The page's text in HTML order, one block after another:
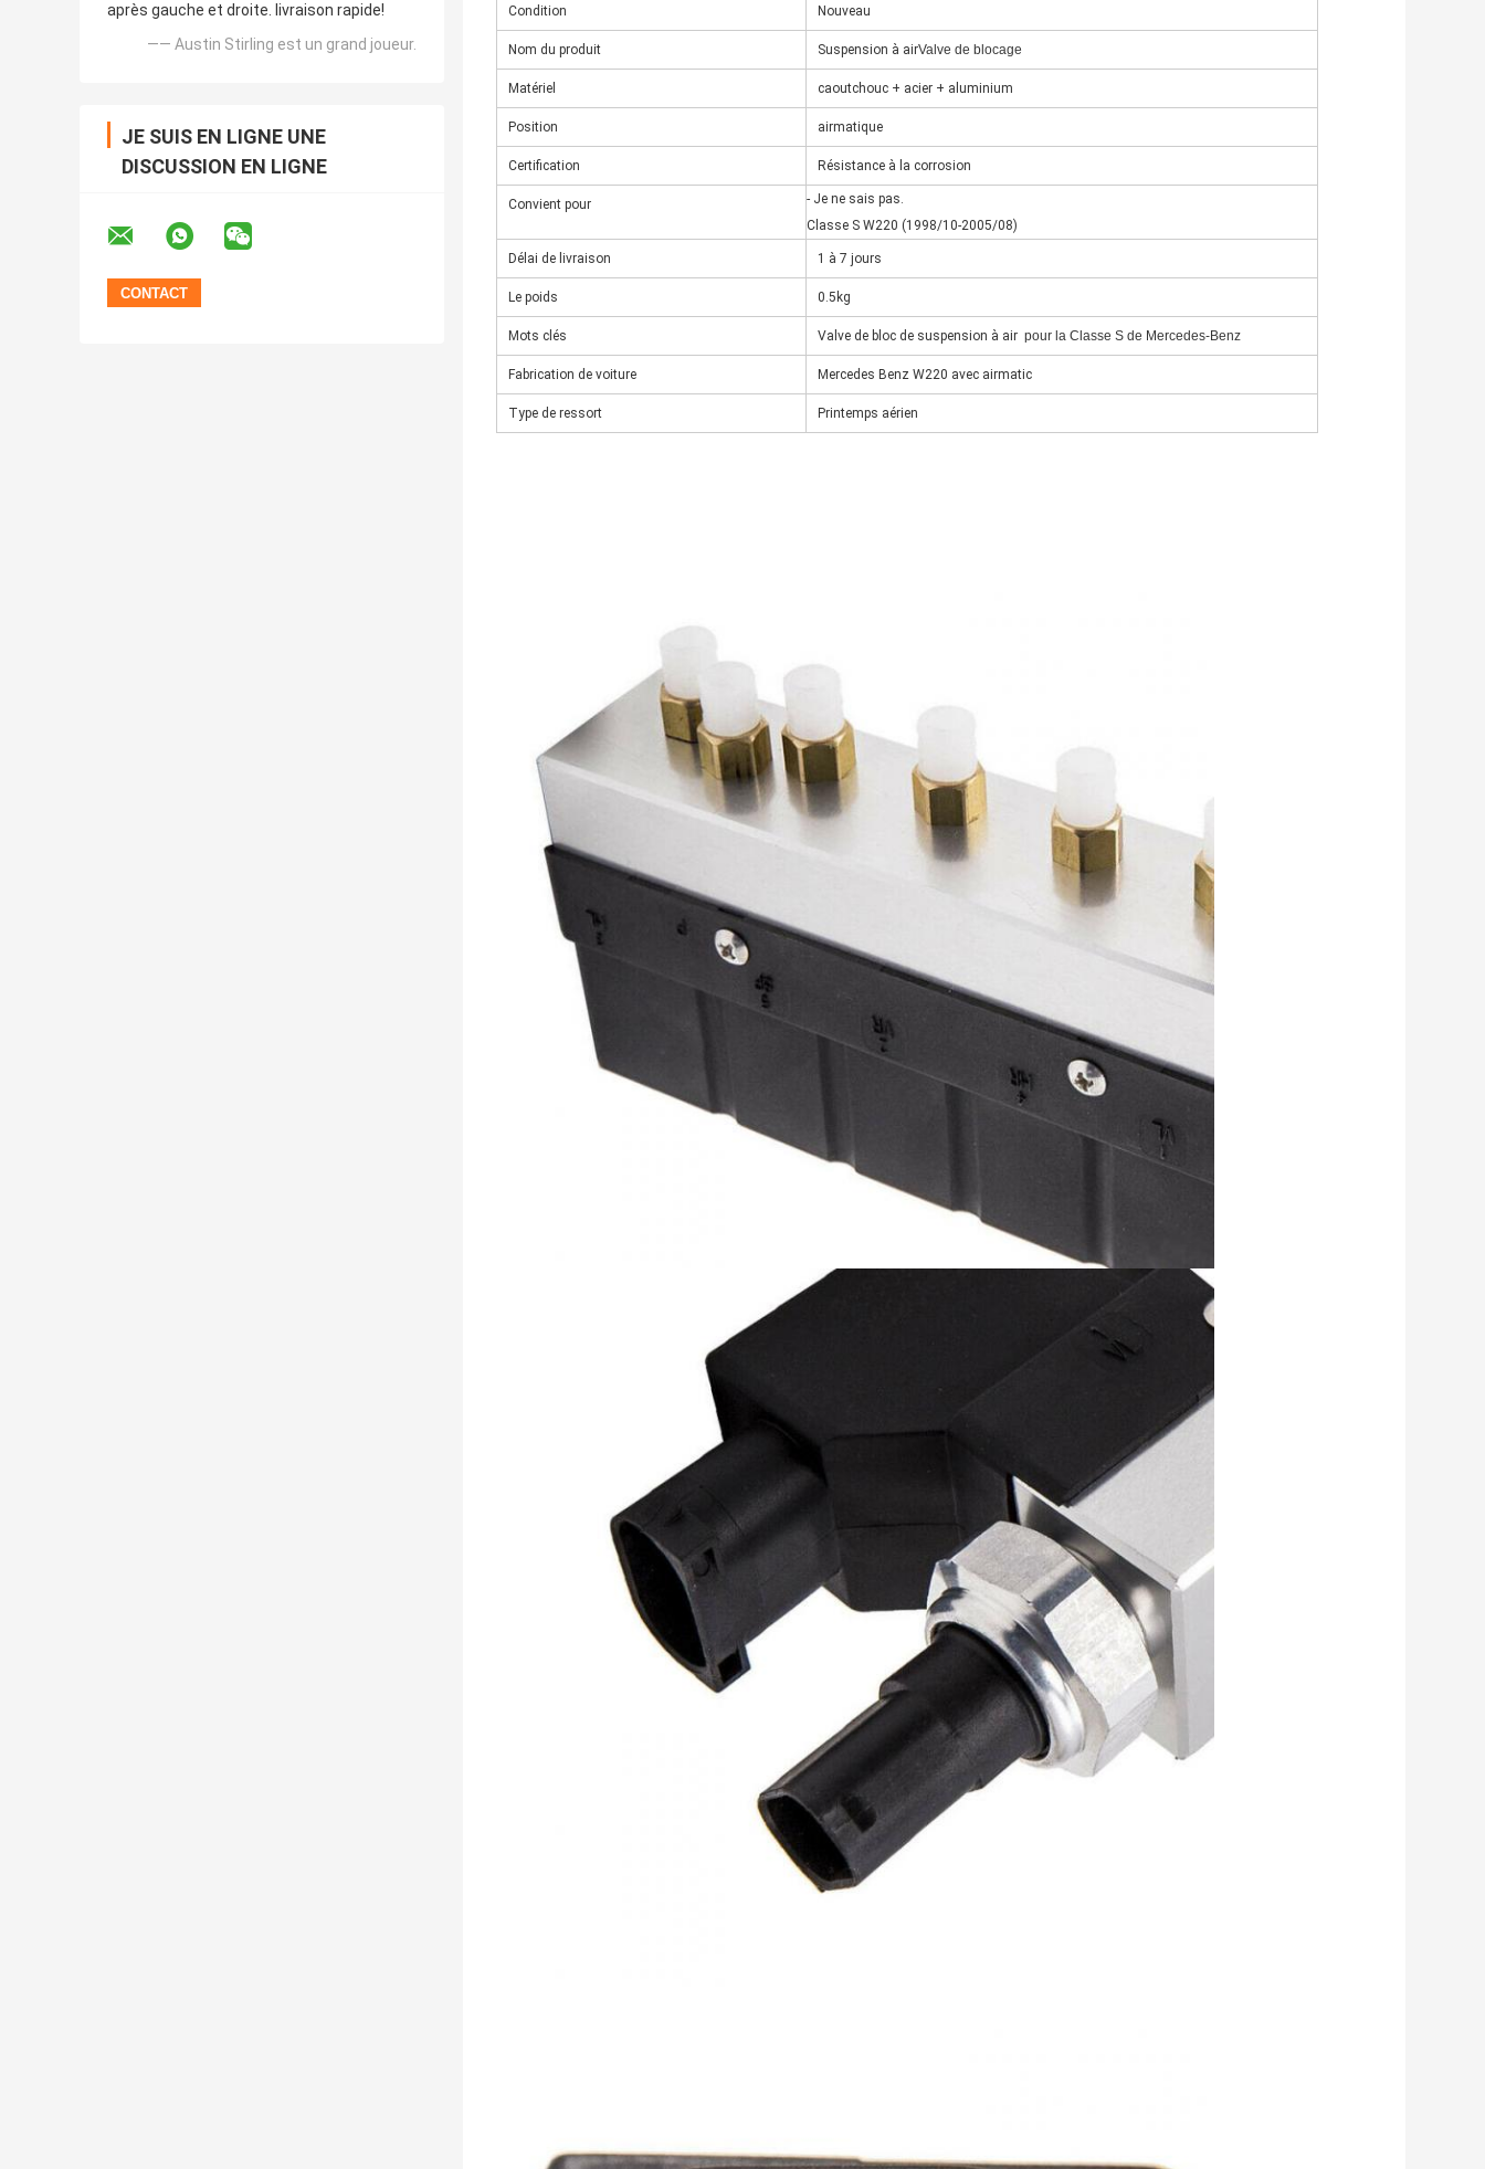
après gauche et droite. livraison rapide!
—— Austin Stirling est un grand joueur.
JE SUIS EN LIGNE UNE
DISCUSSION EN LIGNE
Condition Nouveau
Nom du produit Suspension à airValve de blocage
Matériel caoutchouc + acier + aluminium
Position airmatique
Certification Résistance à la corrosion
Convient pour
- Je ne sais pas.
Classe S W220 (1998/10-2005/08)
Délai de livraison 1 à 7 jours
Le poids 0.5kg
Mots clés Valve de bloc de suspension à air pour la Classe S de Mercedes-Benz
Fabrication de voiture Mercedes Benz W220 avec airmatic
Type de ressort Printemps aérien